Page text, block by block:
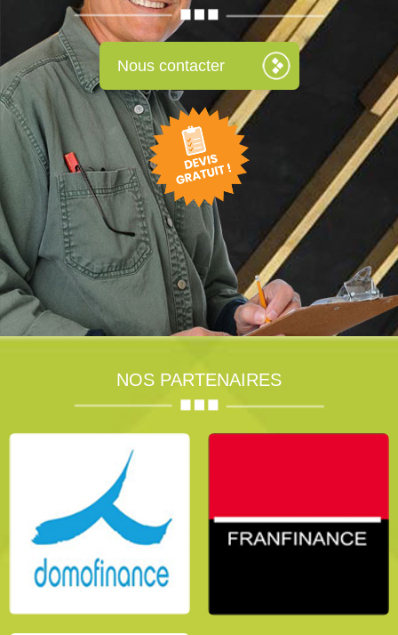
Nous contacter
NOS PARTENAIRES